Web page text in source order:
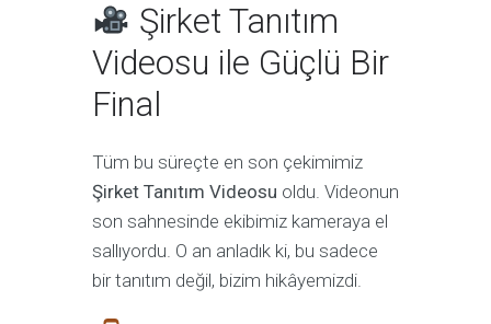
Şirket Tanıtım
Videosu ile Güçlü Bir
Final
Tüm bu süreçte en son çekimimiz
Şirket Tanıtım Videosu oldu. Videonun
son sahnesinde ekibimiz kameraya el
sallıyordu. O an anladık ki, bu sadece
bir tanıtım değil, bizim hikâyemizdi.